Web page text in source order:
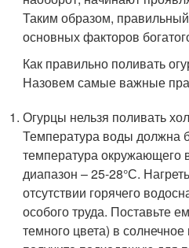
Таким образом,
основных факторов
Как правильно поливать
Назовем самые важные
Огурцы нельзя поливать
Температура воды должна
температура окружающего
диапазон – 25-28°С.
отсутствии горячего
особого труда. Поставьте
темного цвета) в